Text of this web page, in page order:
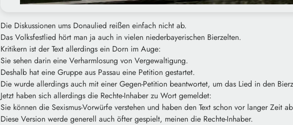
Die Diskussionen ums Donaulied reißen einfach nicht ab.
Das Volksfestlied hört man ja auch in vielen niederbayerischen Bierzelten.
Kritikern ist der Text allerdings ein Dorn im Auge:
Sie sehen darin eine Verharmlosung von Vergewaltigung.
Deshalb hat eine Gruppe aus Passau eine Petition gestartet.
Die wurde allerdings auch mit einer Gegen-Petition beantwortet, um das Lied in den
Jetzt haben sich allerdings die Rechte-Inhaber zu Wort gemeldet:
Sie können die Sexismus-Vorwürfe verstehen und haben den Text schon vor langer Zeit
Diese Version werde generell auch öfter gespielt, meinen die Rechte-Inhaber.